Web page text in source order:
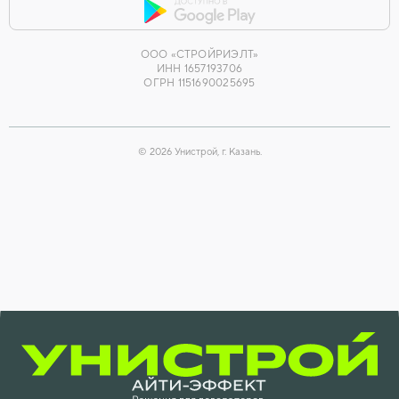
ООО «СТРОЙРИЭЛТ»
ИНН 1657193706
ОГРН 1151690025695
© 2026Унистрой, г. Казань.